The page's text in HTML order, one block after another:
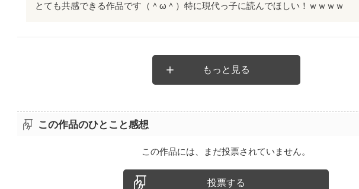
とても共感できる作品です（＾ω＾）特に現代っ子に読んでほしい！ｗｗｗｗ
もっと見る
この作品のひとこと感想
この作品には、まだ投票されていません。
投票する